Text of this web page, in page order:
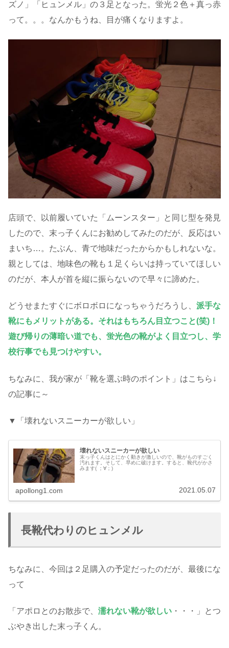
ズノ」「ヒュンメル」の３足となった。蛍光２色＋真っ赤
って。。。なんかもうね、目が痛くなりますよ。
店頭で、以前履いていた「ムーンスター」と同じ型を発見
したので、末っ子くんにお勧めしてみたのだが、反応はい
まいち…。たぶん、青で地味だったからかもしれないな。
親としては、地味色の靴も１足くらいは持っていてほしい
のだが、本人が首を縦に振らないので早々に諦めた。
どうせまたすぐにボロボロになっちゃうだろうし、 派手な
靴にもメリットがある。 それはもちろん目立つこと(笑)！
遊び帰りの薄暗い道でも、蛍光色の靴がよく目立つし、学
校行事でも見つけやすい。
ちなみに、我が家が「靴を選ぶ時のポイント」はこちら↓
の記事に～
▼「壊れないスニーカーが欲しい」
壊れないスニーカーが欲しい
末っ子くんはとにかく動きが激しいので、靴がものすごく
汚れます。そして、早めに破けます。すると、靴代がかさ
みます( ；∀；)
apollong1.com 2021.05.07
長靴代わりのヒュンメル
ちなみに、今回は２足購入の予定だったのだが、最後にな
って
「アポロとのお散歩で、 濡れない靴が欲しい ・・・」とつ
ぶやき出した末っ子くん。